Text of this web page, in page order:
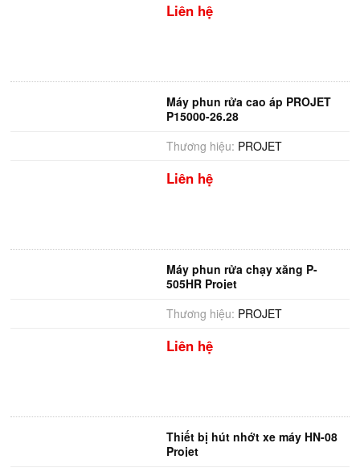
Liên hệ
Máy phun rửa cao áp PROJET
P15000-26.28
Thương hiệu: PROJET
Liên hệ
Máy phun rửa chạy xăng P-
505HR Projet
Thương hiệu: PROJET
Liên hệ
Thiết bị hút nhớt xe máy HN-08
Projet